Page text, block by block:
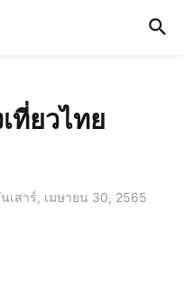
ที่ยวไทย
เสาร์, เมษายน 30, 2565